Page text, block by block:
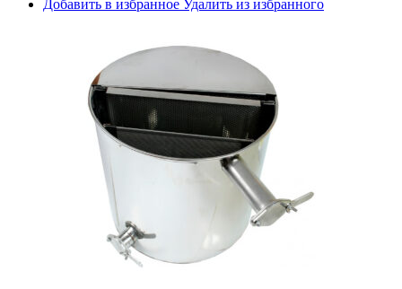
Добавить в избранное Удалить из избранного